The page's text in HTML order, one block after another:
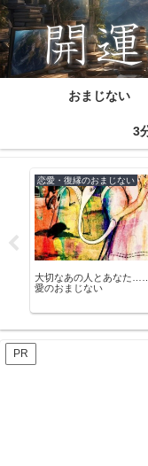
おまじない
3
恋愛・復縁のおまじない
大切なあの人とあなた
愛のおまじない
PR